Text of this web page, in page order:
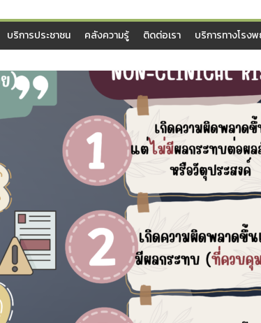
บริการประชาชน คลังความรู้ ติดต่อเรา บริการทางโรง